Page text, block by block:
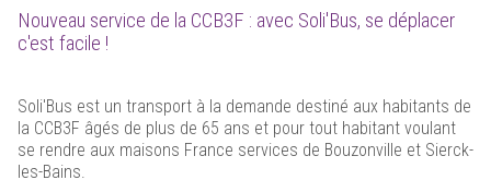
Nouveau service de la CCB3F : avec Soli'Bus, se déplacer
c'est facile !
Soli'Bus est un transport à la demande destiné aux habitants de
la CCB3F âgés de plus de 65 ans et pour tout habitant voulant
se rendre aux maisons France services de Bouzonville et Sierck-
les-Bains.